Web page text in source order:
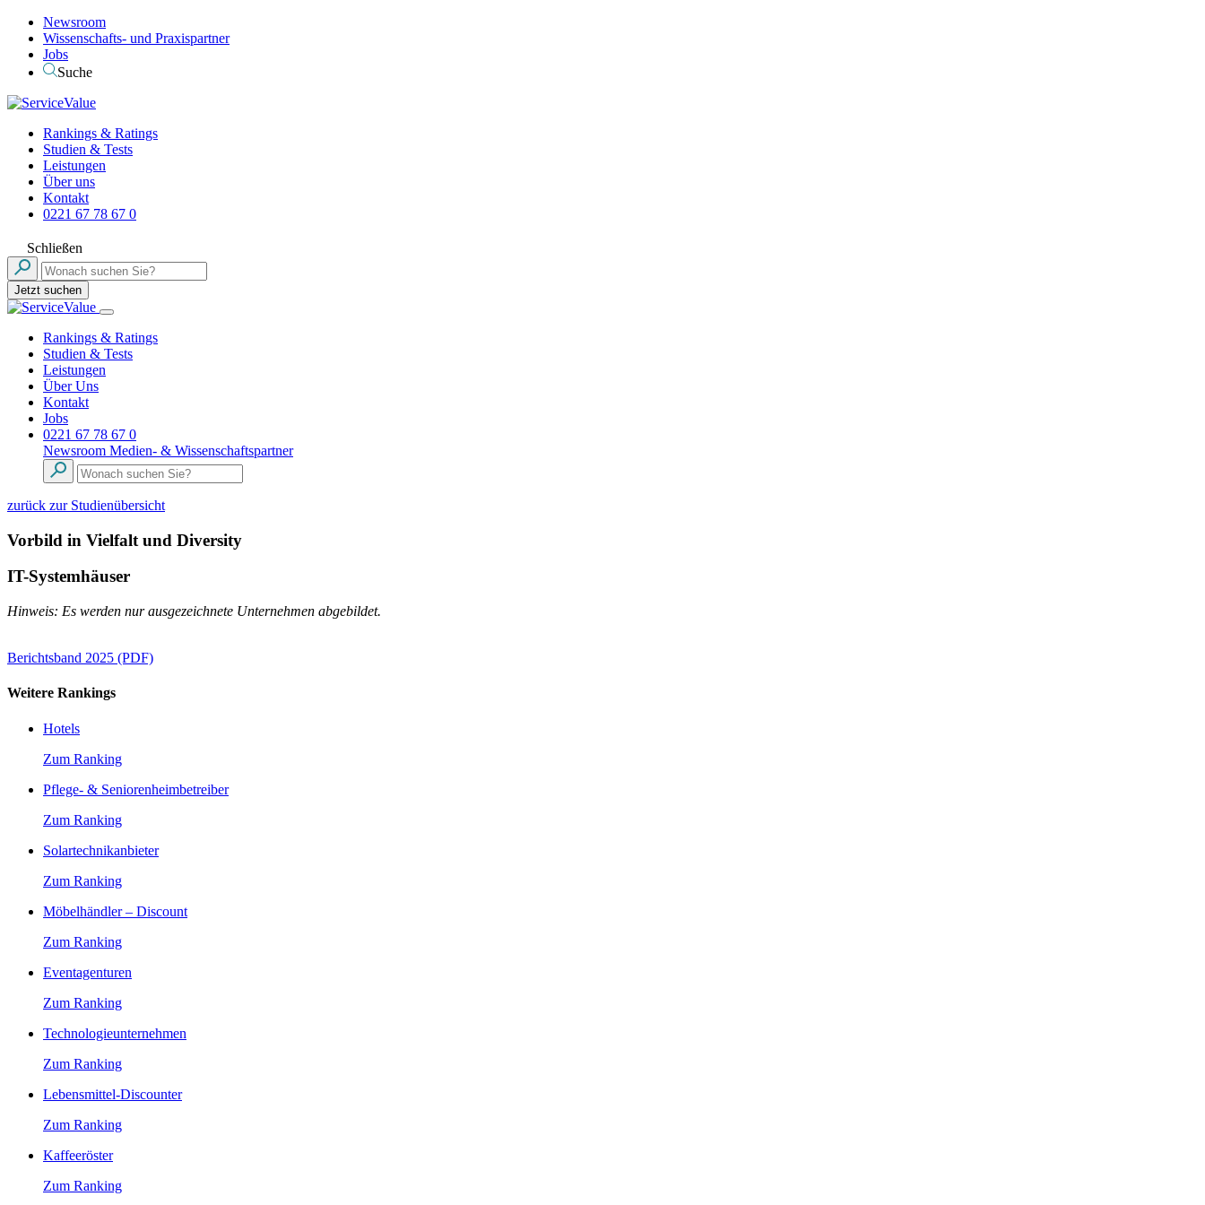
Newsroom
Wissenschafts- und Praxispartner
Jobs
Suche
Rankings & Ratings
Studien & Tests
Leistungen
Über uns
Kontakt
0221 67 78 67 0
Schließen
Jetzt suchen
Rankings & Ratings
Studien & Tests
Leistungen
Über Uns
Kontakt
Jobs
0221 67 78 67 0
Newsroom Medien- & Wissenschaftspartner
zurück zur Studienübersicht
Vorbild in Vielfalt und Diversity
IT-Systemhäuser
Hinweis: Es werden nur ausgezeichnete Unternehmen abgebildet.
Berichtsband 2025 (PDF)
Weitere Rankings
Hotels
Zum Ranking
Pflege- & Seniorenheimbetreiber
Zum Ranking
Solartechnikanbieter
Zum Ranking
Möbelhändler – Discount
Zum Ranking
Eventagenturen
Zum Ranking
Technologieunternehmen
Zum Ranking
Lebensmittel-Discounter
Zum Ranking
Kaffeeröster
Zum Ranking